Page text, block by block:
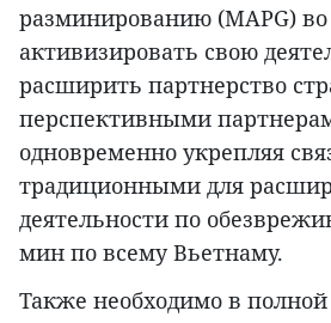
разминированию (MAPG)
активизировать свою
расширить партнерство
перспективными
одновременно укрепляя
традиционными для
деятельности по
мин по всему Вьетнаму.
Также необходимо в